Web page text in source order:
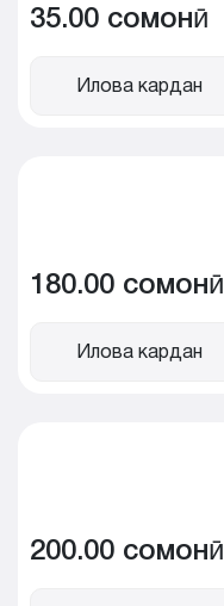
35.00 сомонӣ
Илова кардан
180.00 сомонӣ
Илова кардан
200.00 сомонӣ